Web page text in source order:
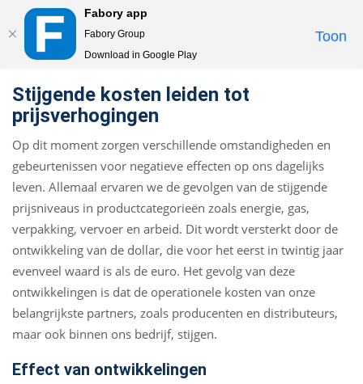
Fabory app
Fabory Group
Download in Google Play
Toon
Stijgende kosten leiden tot
prijsverhogingen
Op dit moment zorgen verschillende omstandigheden en
gebeurtenissen voor negatieve effecten op ons dagelijks
leven. Allemaal ervaren we de gevolgen van de stijgende
prijsniveaus in productcategorieën zoals energie, gas,
verpakking, vervoer en arbeid. Dit wordt versterkt door de
ontwikkeling van de dollar, die voor het eerst in twintig jaar
evenveel waard is als de euro. Het gevolg van deze
ontwikkelingen is dat de operationele kosten van onze
belangrijkste partners, zoals producenten en distributeurs,
maar ook binnen ons bedrijf, stijgen.
Effect van ontwikkelingen